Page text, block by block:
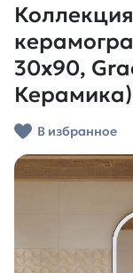
30х90,
Керамика)
В избранное